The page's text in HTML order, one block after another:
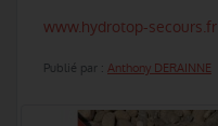
www.hydrotop-secours.fr
Publié par : Anthony DERAINNE